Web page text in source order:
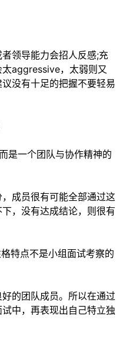
领导能力会招人反感;充
aggressive，太弱则又
没有十足的把握不要轻易
一个团队与协作精神的
成员很有可能全部通过这
，没有达成结论，则很有
点不是小组面试考察的
的团队成员。所以在通过
中，再表现出自己特立独